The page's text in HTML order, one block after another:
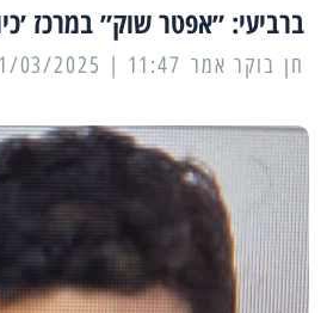
ברביעי: ״אפטר שוק״ במרכז
11:47 | 31/03/2025